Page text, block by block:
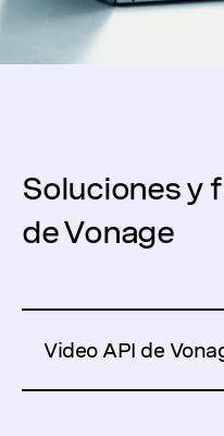
Soluciones y
de Vonage
Video API de